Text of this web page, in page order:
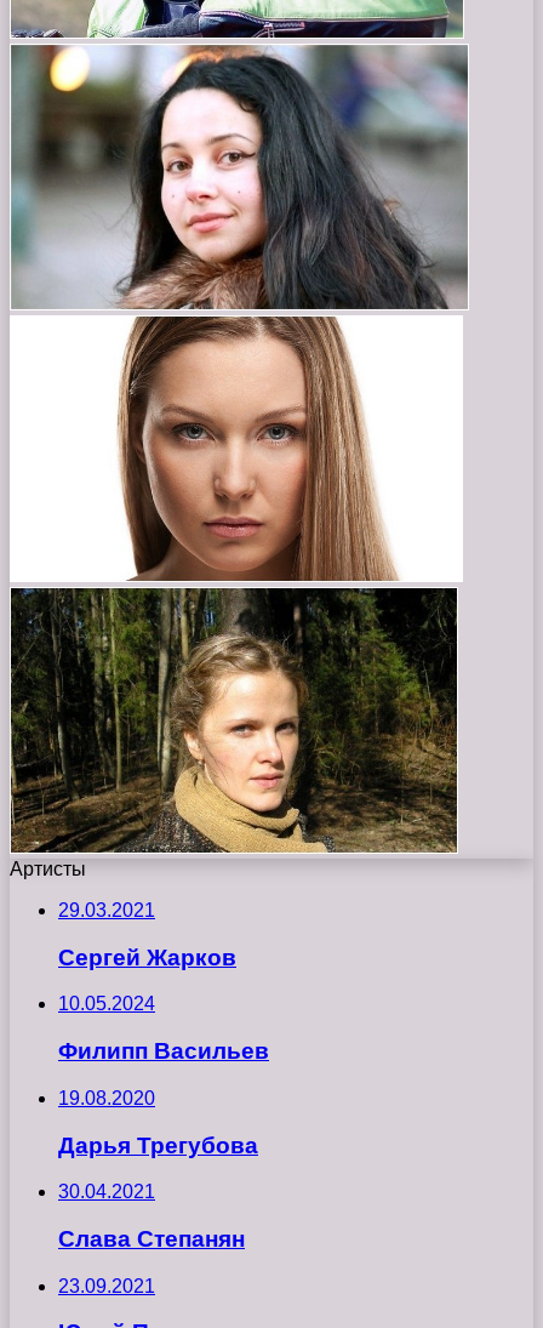
Артисты
29.03.2021
Сергей Жарков
10.05.2024
Филипп Васильев
19.08.2020
Дарья Трегубова
30.04.2021
Слава Степанян
23.09.2021